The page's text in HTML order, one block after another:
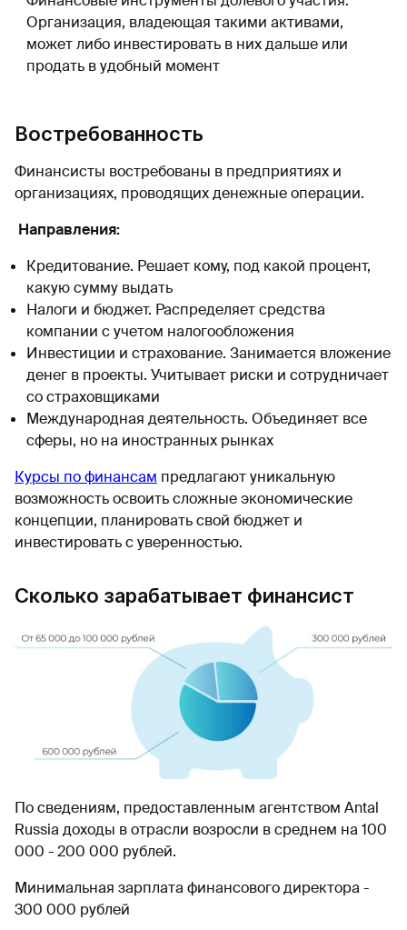
Организация, владеющая такими активами,
может либо инвестировать в них дальше или
продать в удобный момент
Востребованность
Финансисты востребованы в предприятиях и
организациях, проводящих денежные операции.
Направления:
Кредитование. Решает кому, под какой процент,
какую сумму выдать
Налоги и бюджет. Распределяет средства
компании с учетом налогообложения
Инвестиции и страхование. Занимается вложение
денег в проекты. Учитывает риски и сотрудничает
со страховщиками
Международная деятельность. Объединяет все
сферы, но на иностранных рынках
Курсы по финансам предлагают уникальную
возможность освоить сложные экономические
концепции, планировать свой бюджет и
инвестировать с уверенностью.
Сколько зарабатывает финансист
По сведениям, предоставленным агентством Antal
Russia доходы в отрасли возросли в среднем на 100
000 - 200 000 рублей.
Минимальная зарплата финансового директора -
300 000 рублей